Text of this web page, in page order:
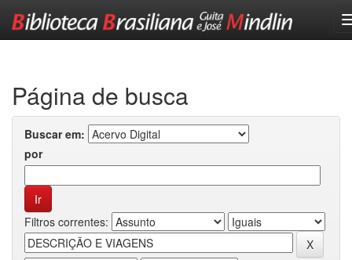
Página de busca
Buscar em:
por
Filtros correntes: